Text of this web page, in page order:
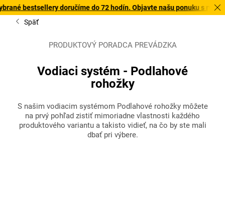
doručíme do 72 hodín. Objavte našu ponuku s rýchlym
Späť
PRODUKTOVÝ PORADCA PREVÁDZKA
Vodiaci systém - Podlahové
rohožky
S našim vodiacim systémom Podlahové rohožky môžete
na prvý pohľad zistiť mimoriadne vlastnosti každého
produktového variantu a takisto vidieť, na čo by ste mali
dbať pri výbere.